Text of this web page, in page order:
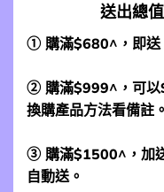
送出總
① 購滿$680^，即送
② 購滿$999^，可以
換購產品方法看備註。
③ 購滿$1500^，加
自動送。